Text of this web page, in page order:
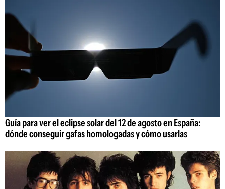
Guía para ver el eclipse solar del 12 de agosto en España:
dónde conseguir gafas homologadas y cómo usarlas